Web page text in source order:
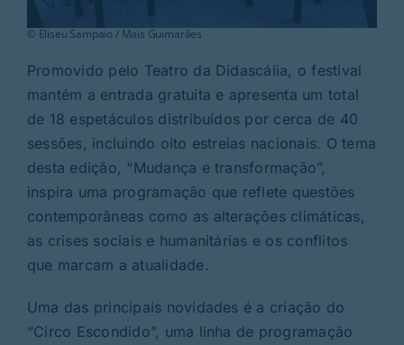
© Eliseu Sampaio / Mais Guimarães
Promovido pelo Teatro da Didascália, o festival
mantém a entrada gratuita e apresenta um total
de 18 espetáculos distribuídos por cerca de 40
sessões, incluindo oito estreias nacionais. O tema
desta edição, “Mudança e transformação”,
inspira uma programação que reflete questões
contemporâneas como as alterações climáticas,
as crises sociais e humanitárias e os conflitos
que marcam a atualidade.
Uma das principais novidades é a criação do
“Circo Escondido”, uma linha de programação